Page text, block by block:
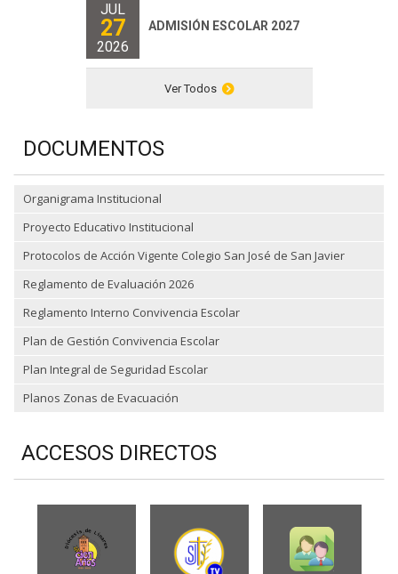
JUL
27
2026
ADMISIÓN ESCOLAR 2027
Ver Todos
DOCUMENTOS
Organigrama Institucional
Proyecto Educativo Institucional
Protocolos de Acción Vigente Colegio San José de San Javier
Reglamento de Evaluación 2026
Reglamento Interno Convivencia Escolar
Plan de Gestión Convivencia Escolar
Plan Integral de Seguridad Escolar
Planos Zonas de Evacuación
ACCESOS DIRECTOS